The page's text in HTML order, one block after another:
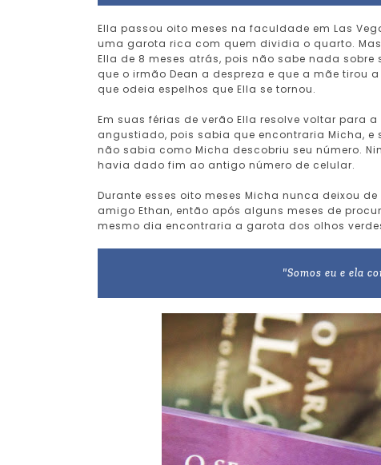
Ella passou oito meses na faculdade em Las
uma garota rica com quem dividia o quarto.
Ella de 8 meses atrás, pois não sabe nada
que o irmão Dean a despreza e que a mãe tirou
que odeia espelhos que Ella se tornou.
Em suas férias de verão Ella resolve voltar para
angustiado, pois sabia que encontraria Micha,
não sabia como Micha descobriu seu número.
havia dado fim ao antigo número de celular.
Durante esses oito meses Micha nunca deixou
amigo Ethan, então após alguns meses de
mesmo dia encontraria a garota dos olhos
"Somos eu e ela